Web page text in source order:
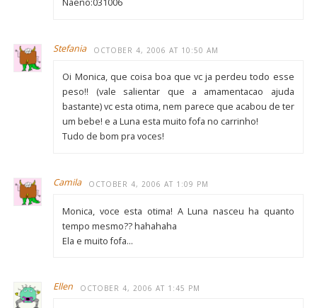
Naeno:031006
Stefania OCTOBER 4, 2006 AT 10:50 AM
Oi Monica, que coisa boa que vc ja perdeu todo esse
peso!! (vale salientar que a amamentacao ajuda
bastante) vc esta otima, nem parece que acabou de ter
um bebe! e a Luna esta muito fofa no carrinho!
Tudo de bom pra voces!
Camila OCTOBER 4, 2006 AT 1:09 PM
Monica, voce esta otima! A Luna nasceu ha quanto
tempo mesmo?? hahahaha
Ela e muito fofa…
Ellen OCTOBER 4, 2006 AT 1:45 PM